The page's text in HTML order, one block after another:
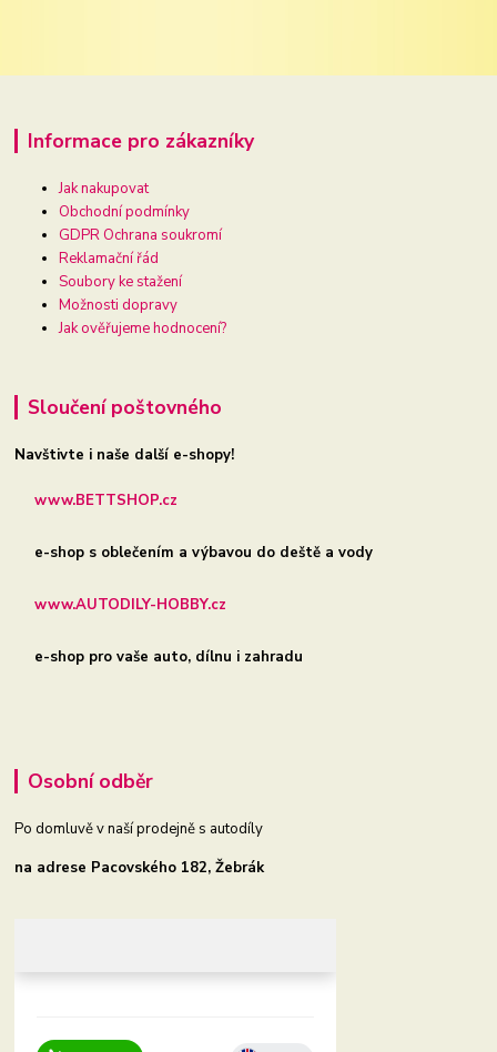
Informace pro zákazníky
Jak nakupovat
Obchodní podmínky
GDPR Ochrana soukromí
Reklamační řád
Soubory ke stažení
Možnosti dopravy
Jak ověřujeme hodnocení?
Sloučení poštovného
Navštivte i naše další e-shopy!
www.BETTSHOP.cz
e-shop s oblečením a výbavou do deště a vody
www.AUTODILY-HOBBY.cz
e-shop pro vaše auto, dílnu i zahradu
Osobní odběr
Po domluvě v naší prodejně s autodíly
na adrese Pacovského 182, Žebrák